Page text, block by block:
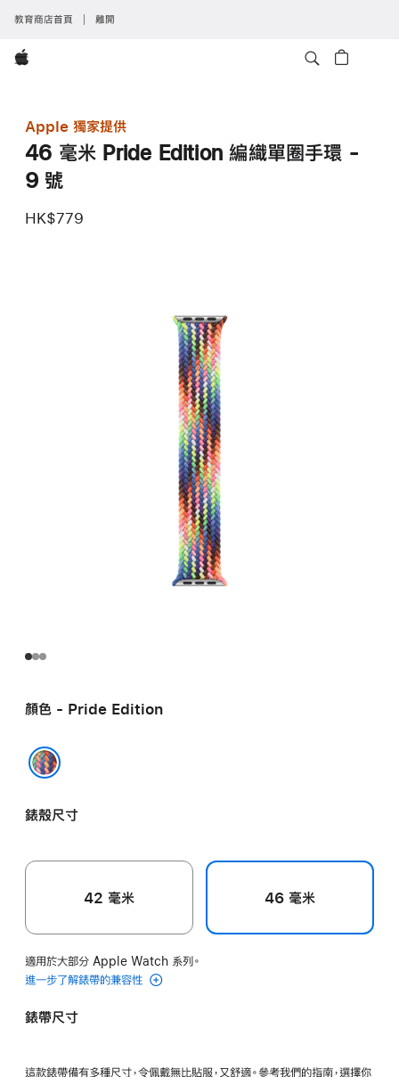
教育商店首頁 離開
Apple
Apple 獨家提供
46 毫米 Pride Edition 編織單圈手環 -
9 號
HK$779
顏色 - Pride Edition
錶殼尺寸
42 毫米 46 毫米
適用於大部分 Apple Watch 系列。
進一步了解錶帶的兼容性
錶帶尺寸
這款錶帶備有多種尺寸，令佩戴無比貼服，又舒適。參考我們的指南，選擇你